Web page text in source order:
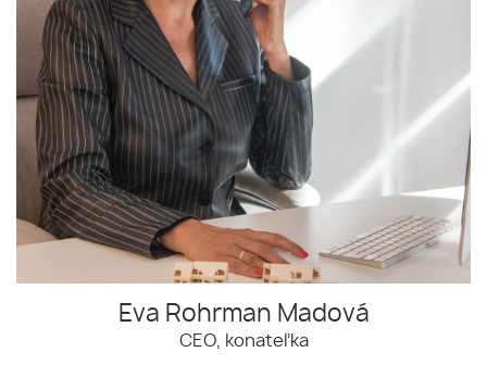
Eva Rohrman Madová
CEO, konateľka